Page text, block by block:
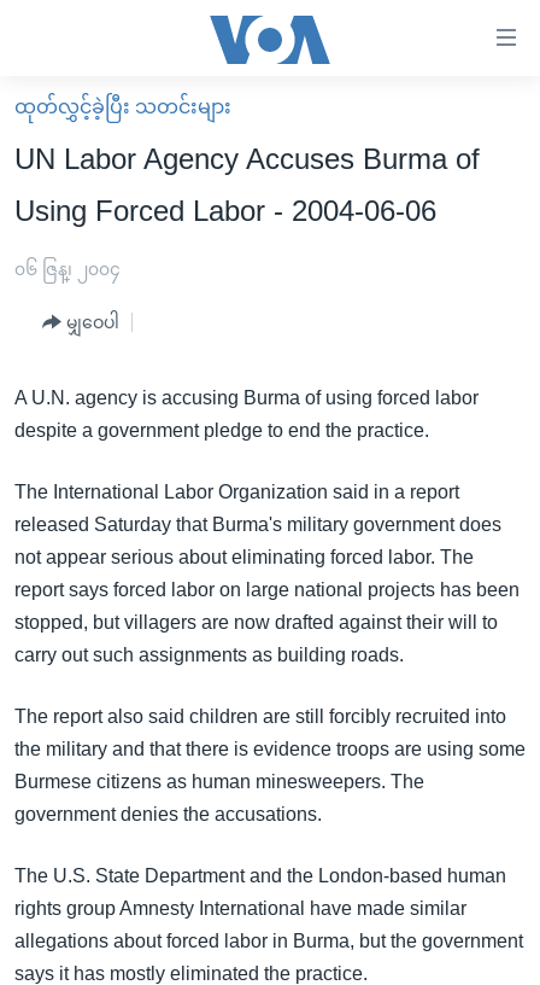
လွယ်ကူ
စေ
သည့်
များ
ရန်
ပင်မ
စာမျက်နှာ
ကြည့်
ရန်
ရှာဖွေ
ရန်
သို့
ကျော်
ရန်
မူလစာမျက်နှာ
မြန်မာ
ကမ္ဘာ့သတင်းများ
နိုင်ငံတကာ
အစ္စရေး-ပါလက်စတိုင်း
ဗွီဒီယို
ရပ်ဝန်းတခု လမ်းတခု အလွန်
အင်္ဂလိပ်စာလေ့လာမယ်
အမေရိကန်သုံးအီဒီယံ
ရုပ်ရှင်ထဲက အင်္ဂလိပ်စာ
သုတပဒေသာ အင်္ဂလိပ်စာ
အပတ်စဉ်ကဏ္ဍများ
တီဗွီ
ရေဒီယို/တီဗွီအစီအစဉ်
Learning English
ဗွီအိုအေ လူမှုကွန်ယက်များ
ဘာသာစကားများ
ထုတ်လွှင့်ခဲ့ပြီး သတင်းများ
UN Labor Agency Accuses Burma of
Using Forced Labor - 2004-06-06
၀၆ ဇြန္၊ ၂၀၀၄
မျှဝေပါ
A U.N. agency is accusing Burma of using forced labor
despite a government pledge to end the practice.
The International Labor Organization said in a report
released Saturday that Burma's military government does
not appear serious about eliminating forced labor. The
report says forced labor on large national projects has been
stopped, but villagers are now drafted against their will to
carry out such assignments as building roads.
The report also said children are still forcibly recruited into
the military and that there is evidence troops are using some
Burmese citizens as human minesweepers. The
government denies the accusations.
The U.S. State Department and the London-based human
rights group Amnesty International have made similar
allegations about forced labor in Burma, but the government
says it has mostly eliminated the practice.